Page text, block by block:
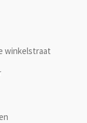
winkelstraat